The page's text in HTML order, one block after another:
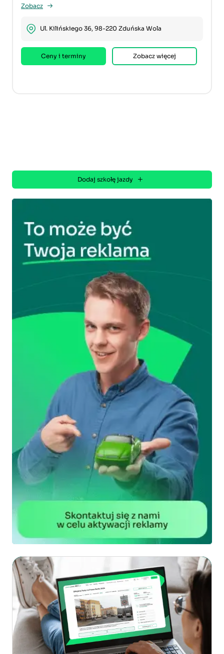
Zobacz
Ul. Kilińskiego 36, 98-220 Zduńska Wola
Ceny i terminy Zobacz więcej
Dodaj szkołę jazdy